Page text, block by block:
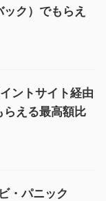
ク）でもらえ
ントサイト経由
らえる最高額比
・パニック